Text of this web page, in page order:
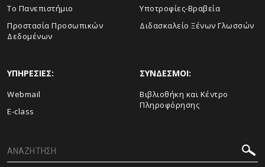
Το Πανεπιστήμιο
Προστασία Προσωπικών
Δεδομένων
Υποτροφίες-Βραβεία
Διδασκαλείο Ξένων Γλωσσών
ΥΠΗΡΕΣΙΕΣ:
Webmail
E-class
ΣΥΝΔΕΣΜΟΙ:
Βιβλιοθήκη και Κέντρο
Πληροφόρησης